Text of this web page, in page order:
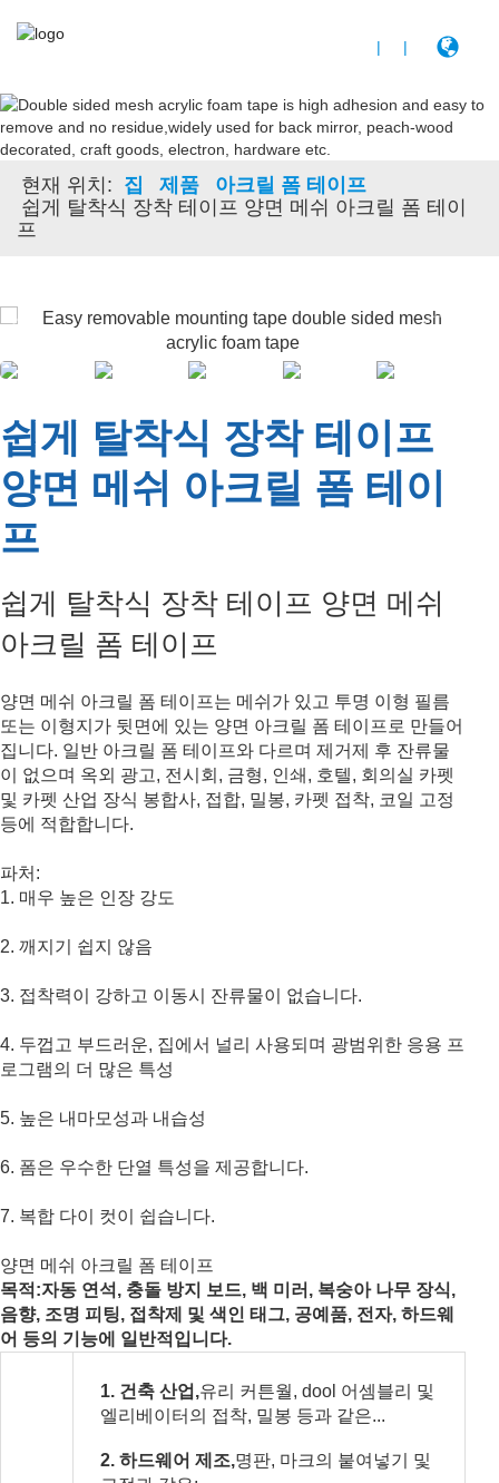
| |
현재 위치: 집 제품
아크릴 폼 테이프
쉽게 탈착식 장착 테이프 양면 메쉬 아크릴 폼 테이
프
쉽게 탈착식 장착 테이프
양면 메쉬 아크릴 폼 테이
프
쉽게 탈착식 장착 테이프 양면 메쉬
아크릴 폼 테이프
양면 메쉬 아크릴 폼 테이프는 메쉬가 있고 투명 이형 필름
또는 이형지가 뒷면에 있는 양면 아크릴 폼 테이프로 만들어
집니다. 일반 아크릴 폼 테이프와 다르며 제거제 후 잔류물
이 없으며 옥외 광고, 전시회, 금형, 인쇄, 호텔, 회의실 카펫
및 카펫 산업 장식 봉합사, 접합, 밀봉, 카펫 접착, 코일 고정
등에 적합합니다.
파처:
1. 매우 높은 인장 강도
2. 깨지기 쉽지 않음
3. 접착력이 강하고 이동시 잔류물이 없습니다.
4. 두껍고 부드러운, 집에서 널리 사용되며 광범위한 응용 프
로그램의 더 많은 특성
5. 높은 내마모성과 내습성
6. 폼은 우수한 단열 특성을 제공합니다.
7. 복합 다이 컷이 쉽습니다.
양면 메쉬 아크릴 폼 테이프
목적:자동 연석, 충돌 방지 보드, 백 미러, 복숭아 나무 장식,
음향, 조명 피팅, 접착제 및 색인 태그, 공예품, 전자, 하드웨
어 등의 기능에 일반적입니다.
1. 건축 산업,유리 커튼월, dool 어셈블리 및
엘리베이터의 접착, 밀봉 등과 같은...
2. 하드웨어 제조,명판, 마크의 붙여넣기 및